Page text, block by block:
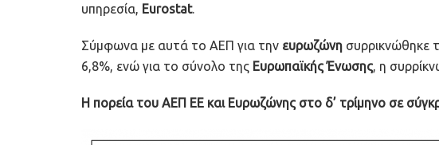
υπηρεσία, Eurostat.
Σύμφωνα με αυτά το ΑΕΠ για την ευρωζώνη συρρικνώθηκε
6,8%, ενώ για το σύνολο της Ευρωπαϊκής Ένωσης, η
Η πορεία του ΑΕΠ ΕΕ και Ευρωζώνης στο δ’ τρίμηνο σε